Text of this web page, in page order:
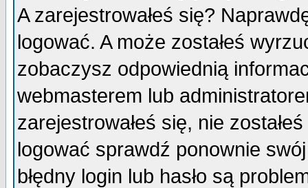
A zarejestrowałeś się?
logować. A może zostałeś
zobaczysz odpowiednią
webmasterem lub
zarejestrowałeś się, nie
logować sprawdź ponownie
błędny login lub hasło są